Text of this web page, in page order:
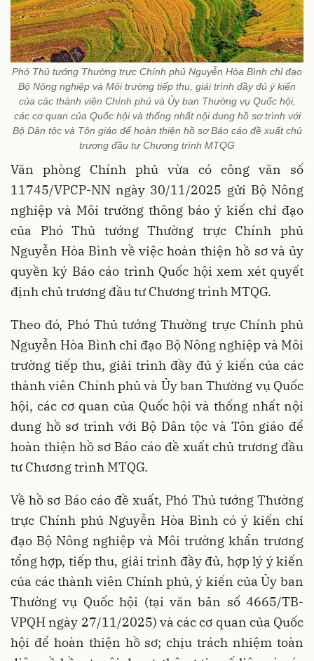
Phó Thủ tướng Thường trực Chính phủ Nguyễn Hòa Bình chỉ đạo
Bộ Nông nghiệp và Môi trường tiếp thu, giải trình đầy đủ ý kiến
của các thành viên Chính phủ và Ủy ban Thường vụ Quốc hội,
các cơ quan của Quốc hội và thống nhất nội dung hồ sơ trình với
Bộ Dân tộc và Tôn giáo để hoàn thiện hồ sơ Báo cáo đề xuất chủ
trương đầu tư Chương trình MTQG
Văn phòng Chính phủ vừa có công văn số
11745/VPCP-NN ngày 30/11/2025 gửi Bộ Nông
nghiệp và Môi trường thông báo ý kiến chỉ đạo
của Phó Thủ tướng Thường trực Chính phủ
Nguyễn Hòa Bình về việc hoàn thiện hồ sơ và ủy
quyền ký Báo cáo trình Quốc hội xem xét quyết
định chủ trương đầu tư Chương trình MTQG.
Theo đó, Phó Thủ tướng Thường trực Chính phủ
Nguyễn Hòa Bình chỉ đạo Bộ Nông nghiệp và Môi
trường tiếp thu, giải trình đầy đủ ý kiến của các
thành viên Chính phủ và Ủy ban Thường vụ Quốc
hội, các cơ quan của Quốc hội và thống nhất nội
dung hồ sơ trình với Bộ Dân tộc và Tôn giáo để
hoàn thiện hồ sơ Báo cáo đề xuất chủ trương đầu
tư Chương trình MTQG.
Về hồ sơ Báo cáo đề xuất, Phó Thủ tướng Thường
trực Chính phủ Nguyễn Hòa Bình có ý kiến chỉ
đạo Bộ Nông nghiệp và Môi trường khẩn trương
tổng hợp, tiếp thu, giải trình đầy đủ, hợp lý ý kiến
của các thành viên Chính phủ, ý kiến của Ủy ban
Thường vụ Quốc hội (tại văn bản số 4665/TB-
VPQH ngày 27/11/2025) và các cơ quan của Quốc
hội để hoàn thiện hồ sơ; chịu trách nhiệm toàn